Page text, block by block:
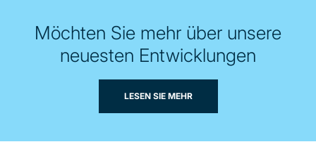
Möchten Sie mehr über unsere
neuesten Entwicklungen
LESEN SIE MEHR